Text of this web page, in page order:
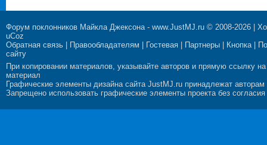
Форум поклонников Майкла Джексона- www.JustMJ.ru © 2008-2026 |
uCoz
Обратная связь
Правообладателям Гостевая Партнеры Кнопка|
сайту
При копировании материалов, указывайте авторов и прямую ссылку на
материал
Графические элементы дизайна сайта JustMJ.ru принадлежат авторам
Запрещено использовать графические элементы проекта без согласия